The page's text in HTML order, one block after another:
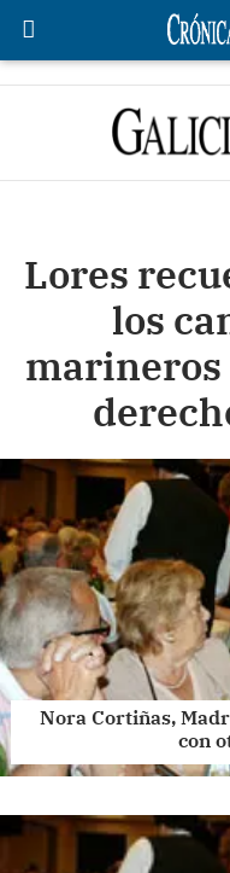
Lores
los
marineros
Nora Cortiñas,
con